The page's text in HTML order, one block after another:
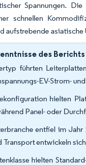
Spannungen.
schnellen
aufstrebende
des Berichts
führten
EV-Strom-
hielten
Panel- oder
entfiel im
entwickeln
hielten